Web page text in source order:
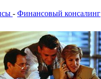
-Финансовый консалинг